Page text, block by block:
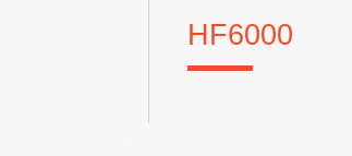
HF6000